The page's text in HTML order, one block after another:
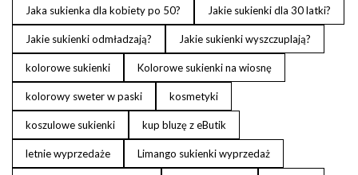
Jaka sukienka dla kobiety po 50? Jakie sukienki dla 30 latki?
Jakie sukienki odmładzają? Jakie sukienki wyszczuplają?
kolorowe sukienki Kolorowe sukienki na wiosnę
kolorowy sweter w paski kosmetyki
koszulowe sukienki kup bluzę z eButik
letnie wyprzedaże Limango sukienki wyprzedaż